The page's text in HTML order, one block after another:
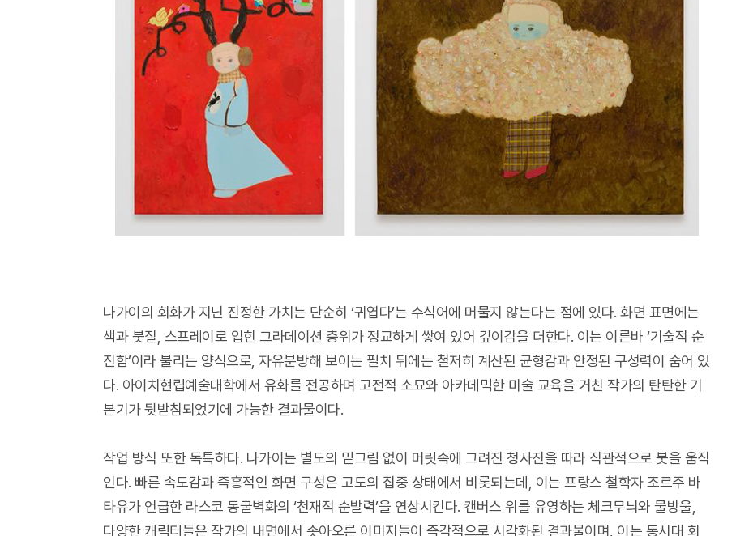
나가이의 회화가 지닌 진정한 가치는 단순히 ‘귀엽다’는 수식어에 머물지 않는다는 점에 있다. 화면 표면에는
색과 붓질, 스프레이로 입힌 그라데이션 층위가 정교하게 쌓여 있어 깊이감을 더한다. 이는 이른바 ‘기술적 순
진함’이라 불리는 양식으로, 자유분방해 보이는 필치 뒤에는 철저히 계산된 균형감과 안정된 구성력이 숨어 있
다. 아이치현립예술대학에서 유화를 전공하며 고전적 소묘와 아카데믹한 미술 교육을 거친 작가의 탄탄한 기
본기가 뒷받침되었기에 가능한 결과물이다.
작업 방식 또한 독특하다. 나가이는 별도의 밑그림 없이 머릿속에 그려진 청사진을 따라 직관적으로 붓을 움직
인다. 빠른 속도감과 즉흥적인 화면 구성은 고도의 집중 상태에서 비롯되는데, 이는 프랑스 철학자 조르주 바
타유가 언급한 라스코 동굴벽화의 ‘천재적 순발력’을 연상시킨다. 캔버스 위를 유영하는 체크무늬와 물방울,
다양한 캐릭터들은 작가의 내면에서 솟아오른 이미지들이 즉각적으로 시각화된 결과물이며, 이는 동시대 회